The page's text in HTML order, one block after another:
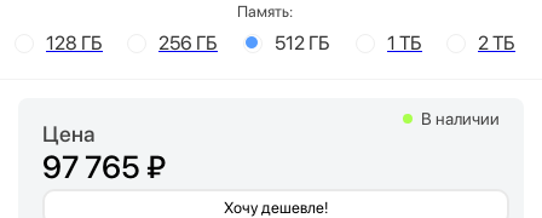
Память:
128 ГБ 256 ГБ 512 ГБ 1 ТБ 2 ТБ
Цена
97 765 ₽
Хочу дешевле!
В наличии